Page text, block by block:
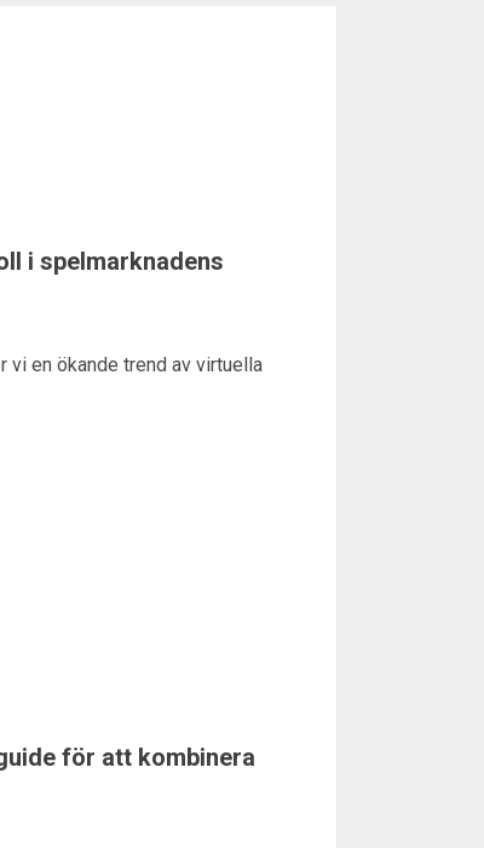
i spelmarknadens
vi en ökande trend av virtuella
för att kombinera